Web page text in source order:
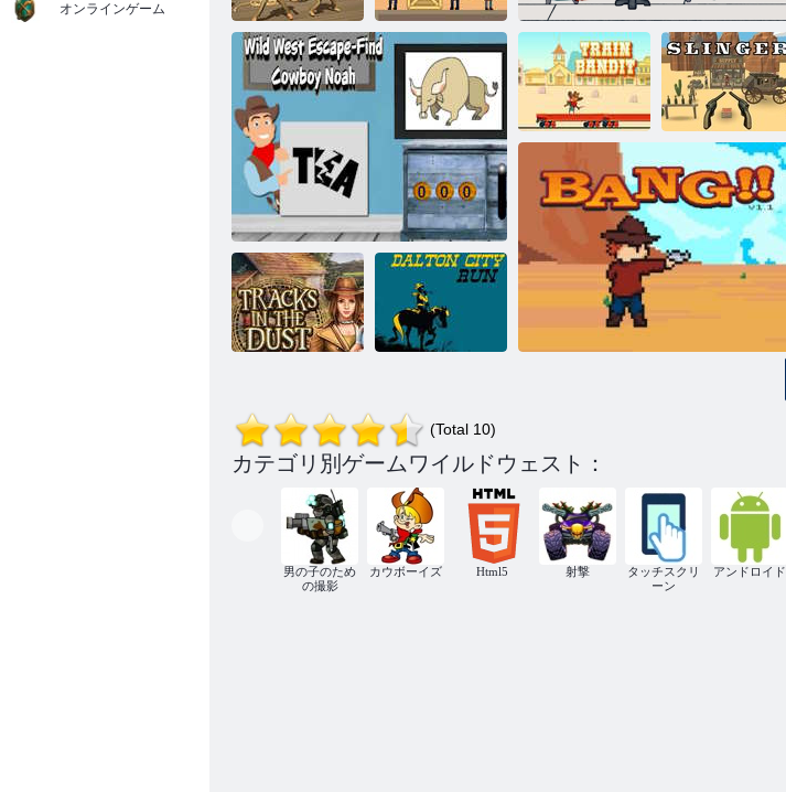
ウエスタンバー
ウエスタンフ
ァイト
シャープシュ
ーター
ワイルド ウェスト エスケープ - カウボ
ーイ ノアを探せ
トレインバン
ディット
スリンガー
バン!!
イン・ザ・ダ
スト
ダルトン シテ
ィ ラン
(Total 10)
カテゴリ別ゲームワイルドウェスト：
男の子のため
の撮影
カウボーイズ Html5 射撃
タッチスクリ
ーン
アンドロイド
オンラインゲーム